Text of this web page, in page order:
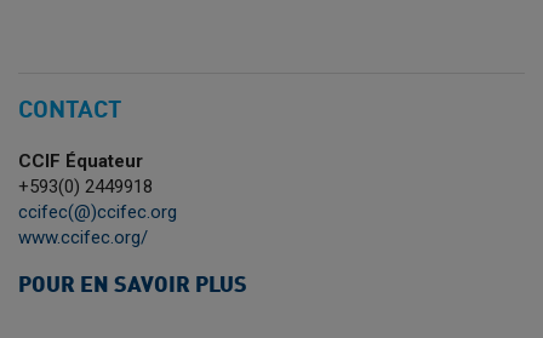
CONTACT
CCIF Équateur
+593(0) 2449918
ccifec(@)ccifec.org
www.ccifec.org/
POUR EN SAVOIR PLUS